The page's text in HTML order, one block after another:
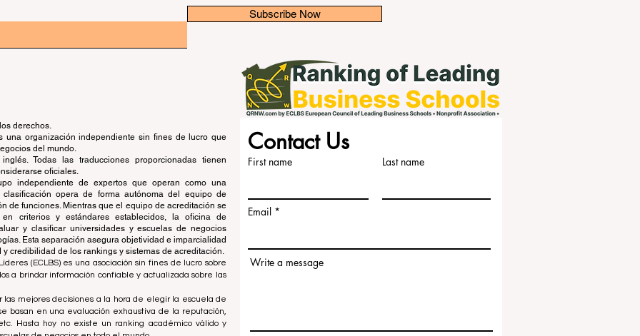
Subscribe Now
derechos.
una organización independiente sin fines de lucro que
del mundo.
Todas las traducciones proporcionadas tienen
oficiales.
independiente de expertos que operan como una
opera de forma autónoma del equipo de
de funciones. Mientras que el equipo de acreditación se
criterios y estándares establecidos, la oficina de
y clasificar universidades y escuelas de negocios
Esta separación asegura objetividad e imparcialidad
credibilidad de los rankings y sistemas de acreditación.
(ECLBS) es una asociación sin fines de lucro sobre
a brindar información confiable y actualizada sobre las
las mejores decisiones a la hora de elegir la escuela de
basan en una evaluación exhaustiva de la reputación,
Hasta hoy no existe un ranking académico válido y
Contact Us
First name Last name
Email
Write a message